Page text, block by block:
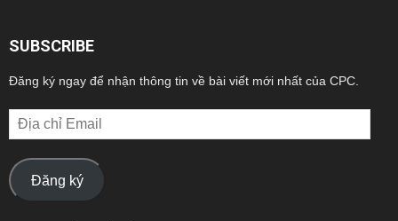
SUBSCRIBE
Đăng ký ngay để nhận thông tin về bài viết mới nhất của CPC.
Địa
chỉ
Đăng ký